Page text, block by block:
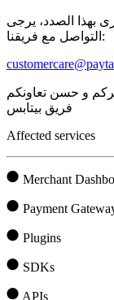
بهذا الصدد، يرجى
التواصل مع فريقنا:
فريق بيتابس
Affected services
Merchant
Payment
Plugins
SDKs
APIs